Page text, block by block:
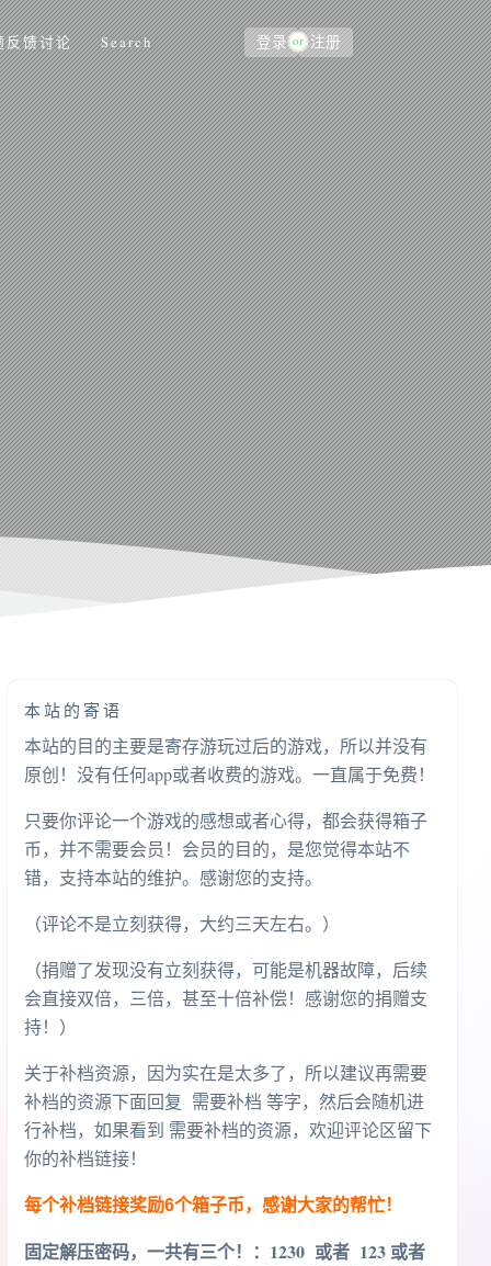
反馈讨论 Search 登录 or 注册
本站的寄语
本站的目的主要是寄存游玩过后的游戏，所以并没有
原创！没有任何app或者收费的游戏。一直属于免费！
只要你评论一个游戏的感想或者心得，都会获得箱子
币，并不需要会员！会员的目的，是您觉得本站不
错，支持本站的维护。感谢您的支持。
（评论不是立刻获得，大约三天左右。）
（捐赠了发现没有立刻获得，可能是机器故障，后续
会直接双倍，三倍，甚至十倍补偿！感谢您的捐赠支
持！）
关于补档资源，因为实在是太多了，所以建议再需要
补档的资源下面回复 需要补档 等字，然后会随机进
行补档，如果看到 需要补档的资源，欢迎评论区留下
你的补档链接！
每个补档链接奖励6个箱子币，感谢大家的帮忙！
固定解压密码，一共有三个！ ：1230 或者 123 或者